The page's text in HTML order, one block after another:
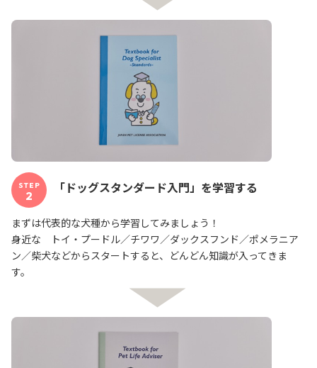
STEP
2
「ドッグスタンダード入門」を学習する
まずは代表的な犬種から学習してみましょう！
身近な トイ・プードル／チワワ／ダックスフンド／ポメラニア
ン／柴犬などからスタートすると、どんどん知識が入ってきま
す。